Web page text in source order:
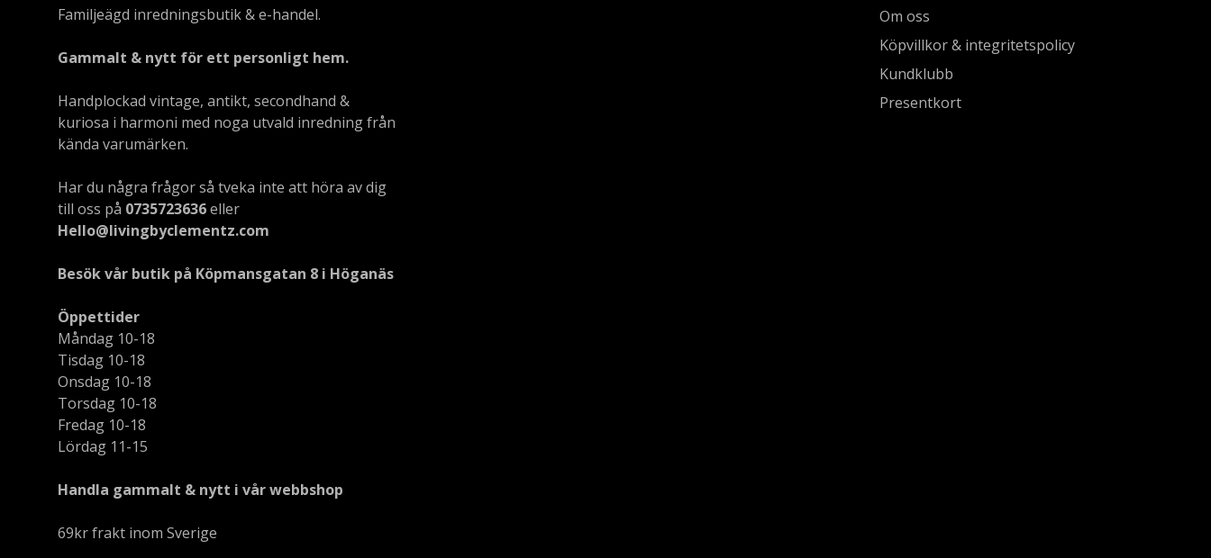
Familjeägd inredningsbutik & e-handel.
Gammalt & nytt för ett personligt hem.
Handplockad vintage, antikt, secondhand &
kuriosa i harmoni med noga utvald inredning från
kända varumärken.
Har du några frågor så tveka inte att höra av dig
till oss på 0735723636eller
Hello@livingbyclementz.com
Besök vår butik på Köpmansgatan 8 i Höganäs
Öppettider
Måndag 10-18
Tisdag 10-18
Onsdag 10-18
Torsdag 10-18
Fredag 10-18
Lördag 11-15
Handla gammalt & nytt i vår webbshop
69kr frakt inom Sverige
Om oss
Köpvillkor & integritetspolicy
Kundklubb
Presentkort